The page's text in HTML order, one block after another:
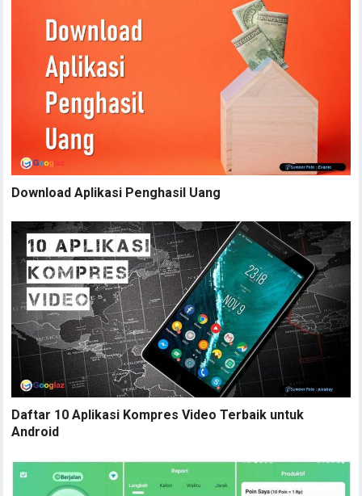
Download Aplikasi Penghasil Uang
Daftar 10 Aplikasi Kompres Video Terbaik untuk
Android